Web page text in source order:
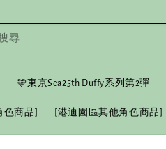
尋
🩵東京Sea25th Duffy系列第2彈
色商品] [港迪園區其他角色商品]